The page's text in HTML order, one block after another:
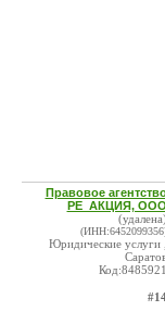
Правовое
РЕ_АКЦИЯ, ООО
Юридические услуги ,
Код:8485921